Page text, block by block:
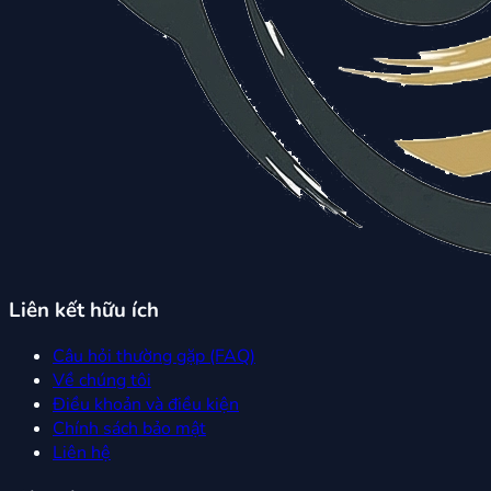
Liên kết hữu ích
Câu hỏi thường gặp (FAQ)
Về chúng tôi
Điều khoản và điều kiện
Chính sách bảo mật
Liên hệ